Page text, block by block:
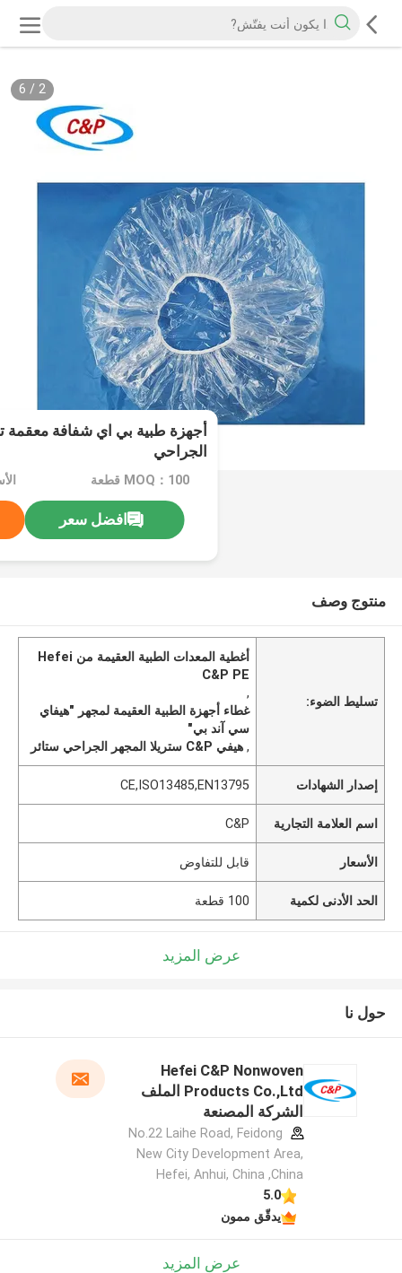
2
/
6
أجهزة طبية بي اي شفافة معقمة
الجراحي
MOQ：100 قطعة
افضل سعر
منتوج وصف
تسليط الضوء:
أغطية المعدات الطبية العقيمة من Hefei
C&P PE
,
غطاء أجهزة الطبية العقيمة لمجهر "هيفاي
سي آند بي"
,هيفي C&P ستريلا المجهر الجراحي ستائر
إصدار الشهادات CE,ISO13485,EN13795
اسم العلامة التجارية C&P
الأسعار قابل للتفاوض
الحد الأدنى لكمية 100 قطعة
عرض المزيد
حول نا
Hefei C&P Nonwoven
Products Co.,Ltd الملف
الشركة المصنعة
No.22 Laihe Road, Feidong
New City Development Area,
Hefei, Anhui, China ,China
5.0
يدقّق ممون
عرض المزيد